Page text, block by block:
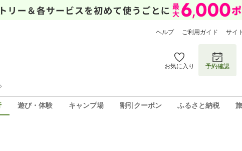
ヘルプ ご利用ガイド サイ
お気に入り 予約確認
遊び・体験 キャンプ場 割引クーポン ふるさと納税